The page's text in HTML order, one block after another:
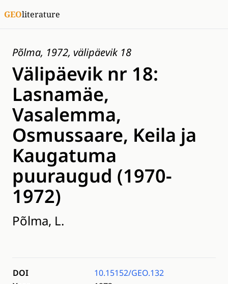
GEOliterature
Põlma, 1972, välipäevik 18
Välipäevik nr 18:
Lasnamäe,
Vasalemma,
Osmussaare, Keila ja
Kaugatuma
puuraugud (1970-
1972)
Põlma, L.
DOI
10.15152/GEO.132